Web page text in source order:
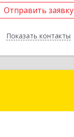
Отправить заявку
Показать контакты
Отправить заявку
Назад